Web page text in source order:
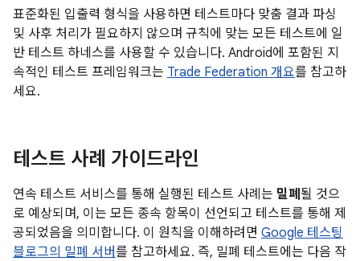
표준화된 입출력 형식을 사용하면 테스트마다 맞춤 결과 파싱
및 사후 처리가 필요하지 않으며 규칙에 맞는 모든 테스트에 일
반 테스트 하네스를 사용할 수 있습니다. Android에 포함된 지
속적인 테스트 프레임워크는 Trade Federation 개요를 참고하
세요.
테스트 사례 가이드라인
연속 테스트 서비스를 통해 실행된 테스트 사례는 밀폐 될 것으
로 예상되며, 이는 모든 종속 항목이 선언되고 테스트를 통해 제
공되었음을 의미합니다. 이 원칙을 이해하려면 Google 테스팅
블로그의 밀폐 서버를 참고하세요. 즉, 밀폐 테스트에는 다음 작